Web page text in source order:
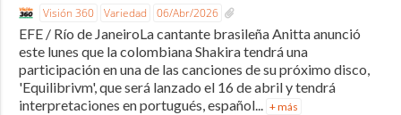
Visión 360 Variedad 06/Abr/2026
EFE / Río de JaneiroLa cantante brasileña Anitta anunció
este lunes que la colombiana Shakira tendrá una
participación en una de las canciones de su próximo disco,
'Equilibrivm', que será lanzado el 16 de abril y tendrá
interpretaciones en portugués, español... + más